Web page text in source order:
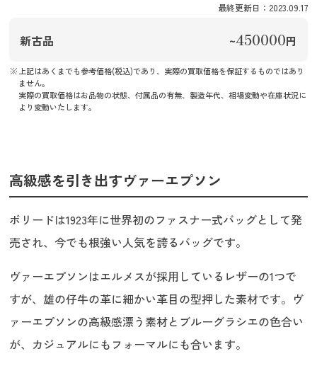
最終更新日：2023.09.17
新古品 ~450000円
上記はあくまでも参考価格(税込)であり、実際の買取価格を保証するものではあり
ません。
実際の買取価格はお品物の状態、付属品の有無、製造年代、相場変動や在庫状況に
より変動いたします。
高級感を引き出すヴァーエプソン
ボリードは1923年に世界初のファスナー式バッグとして発
売され、今でも根強い人気を誇るバッグです。
ヴァーエプソンはエルメスが採用しているレザーの1つで
すが、雄の仔牛の革に細かい革目の型押した素材です。ヴ
ァーエプソンの高級感漂う素材とブルーグラシエの色合い
が、カジュアルにもフォーマルにも合います。